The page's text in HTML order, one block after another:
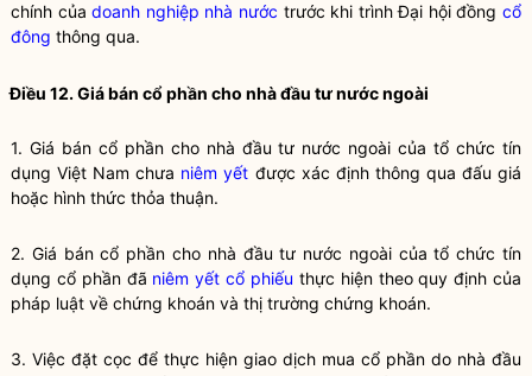
chính củadoanh nghiệp nhà nước trước khi trình Đại hội đồngcổ
đông thông qua.
Điều 12. Giá bán cổ phần cho nhà đầu tư nước ngoài
1. Giá bán cổ phầncho nhà đầu tư nước ngoài củatổ chức tín
dụng Việt Nam chưa niêm yết được xác định thông qua đấu giá
hoặc hình thức thỏa thuận.
2. Giá bán cổ phần cho nhà đầu tư nước ngoàicủatổ chức tín
dụng cổ phầnđã niêm yết cổ phiếu thực hiện theo quy định của
pháp luật về chứng khoán và thị trường chứng khoán.
3. Việc đặt cọc để thực hiện giao dịch mua cổ phần do nhà đầu